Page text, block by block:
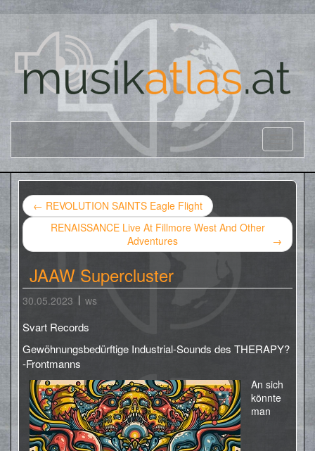
← REVOLUTION SAINTS Eagle Flight
RENAISSANCE Live At Fillmore West And Other
Adventures
→
JAAW Supercluster
30.05.2023 ws
Svart Records
Gewöhnungsbedürftige Industrial-Sounds des THERAPY?
-Frontmanns
An sich
könnte
man